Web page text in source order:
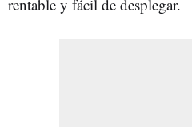
rentable y fácil de desplegar.